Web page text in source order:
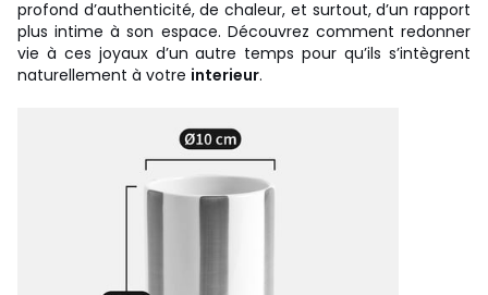
profond d’authenticité, de chaleur, et surtout, d’un rapport
plus intime à son espace. Découvrez comment redonner
vie à ces joyaux d’un autre temps pour qu’ils s’intègrent
naturellement à votre interieur.